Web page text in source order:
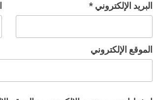
البريد الإلكتروني*
الموقع الإلكتروني